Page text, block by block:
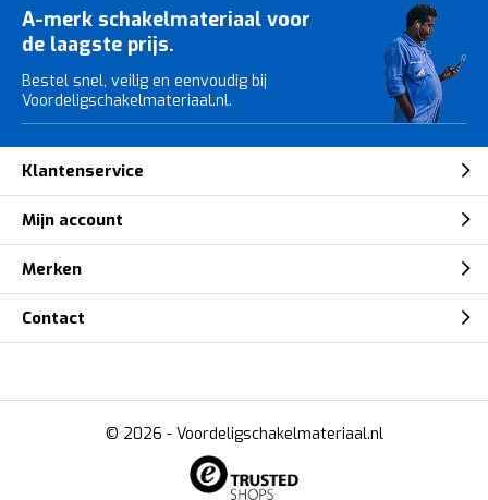
A-merk schakelmateriaal voor
de laagste prijs.
Bestel snel, veilig en eenvoudig bij
Voordeligschakelmateriaal.nl.
Klantenservice
Mijn account
Merken
Contact
© 2026 - Voordeligschakelmateriaal.nl